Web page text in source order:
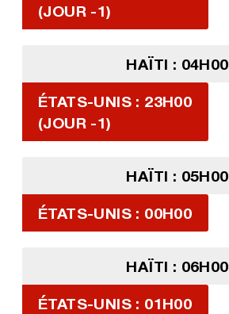
(JOUR -1)
HAÏTI : 04H00
ÉTATS-UNIS : 23H00
(JOUR -1)
HAÏTI : 05H00
ÉTATS-UNIS : 00H00
HAÏTI : 06H00
ÉTATS-UNIS : 01H00